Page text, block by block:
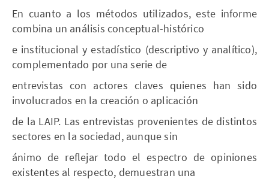
En cuanto a los métodos utilizados, este informe
combina un análisis conceptual-histórico
e institucional y estadístico (descriptivo y analítico),
complementado por una serie de
entrevistas con actores claves quienes han sido
involucrados en la creación o aplicación
de la LAIP. Las entrevistas provenientes de distintos
sectores en la sociedad, aunque sin
ánimo de reflejar todo el espectro de opiniones
existentes al respecto, demuestran una